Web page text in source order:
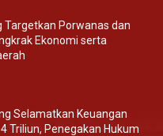
Targetkan Porwanas dan
Ekonomi serta
Selamatkan Keuangan
Triliun, Penegakan Hukum